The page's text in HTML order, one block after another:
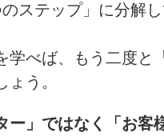
ステップ」に分解
学べば、もう二度と
う。
ー」ではなく「お客